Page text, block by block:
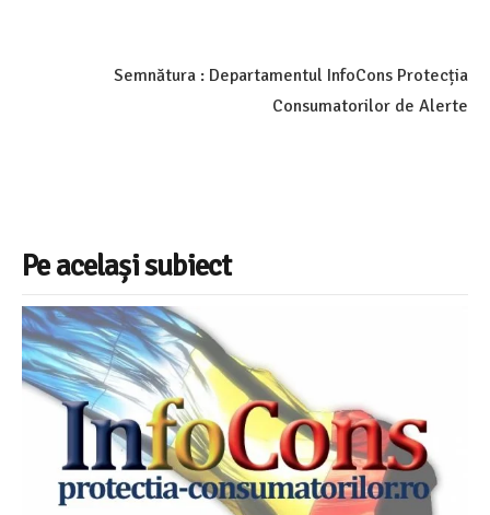
Semnătura : Departamentul InfoCons Protecția
Consumatorilor de Alerte
Pe același subiect